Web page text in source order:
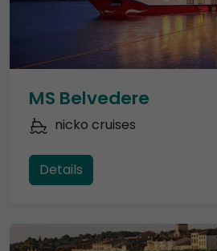
MS Belvedere
nicko cruises
Details